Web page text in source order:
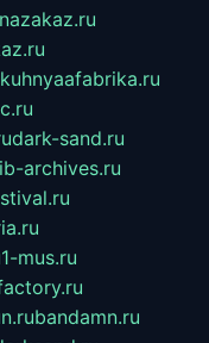
dark-sand.ru
archives.ru
1-mus.ru
bandamn.ru